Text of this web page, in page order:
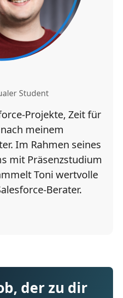
Student
Projekte, Zeit für
meinem
Im Rahmen seines
mit Präsenzstudium
Toni wertvolle
Berater.
der zu dir